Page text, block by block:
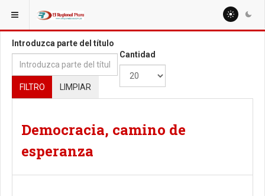
ESTÁ AQUÍ: TAGS
Introduzca parte del título
FILTRO LIMPIAR
Cantidad
Democracia, camino de
esperanza